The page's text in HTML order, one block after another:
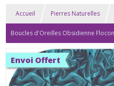
Accueil Pierres Naturelles
Boucles d'Oreilles Obsidienne
304
Envoi Offert